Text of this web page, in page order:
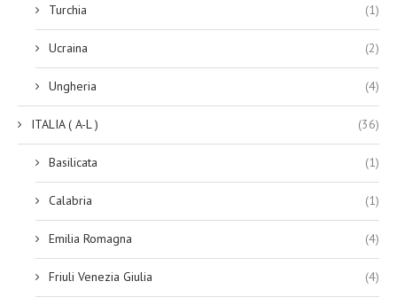
Turchia (1)
Ucraina (2)
Ungheria (4)
ITALIA ( A-L ) (36)
Basilicata (1)
Calabria (1)
Emilia Romagna (4)
Friuli Venezia Giulia (4)